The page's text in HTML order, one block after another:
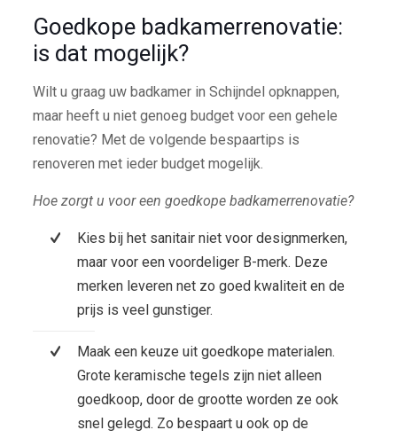
Goedkope badkamerrenovatie:
is dat mogelijk?
Wilt u graag uw badkamer in Schijndel opknappen,
maar heeft u niet genoeg budget voor een gehele
renovatie? Met de volgende bespaartips is
renoveren met ieder budget mogelijk.
Hoe zorgt u voor een goedkope badkamerrenovatie?
Kies bij het sanitair niet voor designmerken,
maar voor een voordeliger B-merk. Deze
merken leveren net zo goed kwaliteit en de
prijs is veel gunstiger.
Maak een keuze uit goedkope materialen.
Grote keramische tegels zijn niet alleen
goedkoop, door de grootte worden ze ook
snel gelegd. Zo bespaart u ook op de